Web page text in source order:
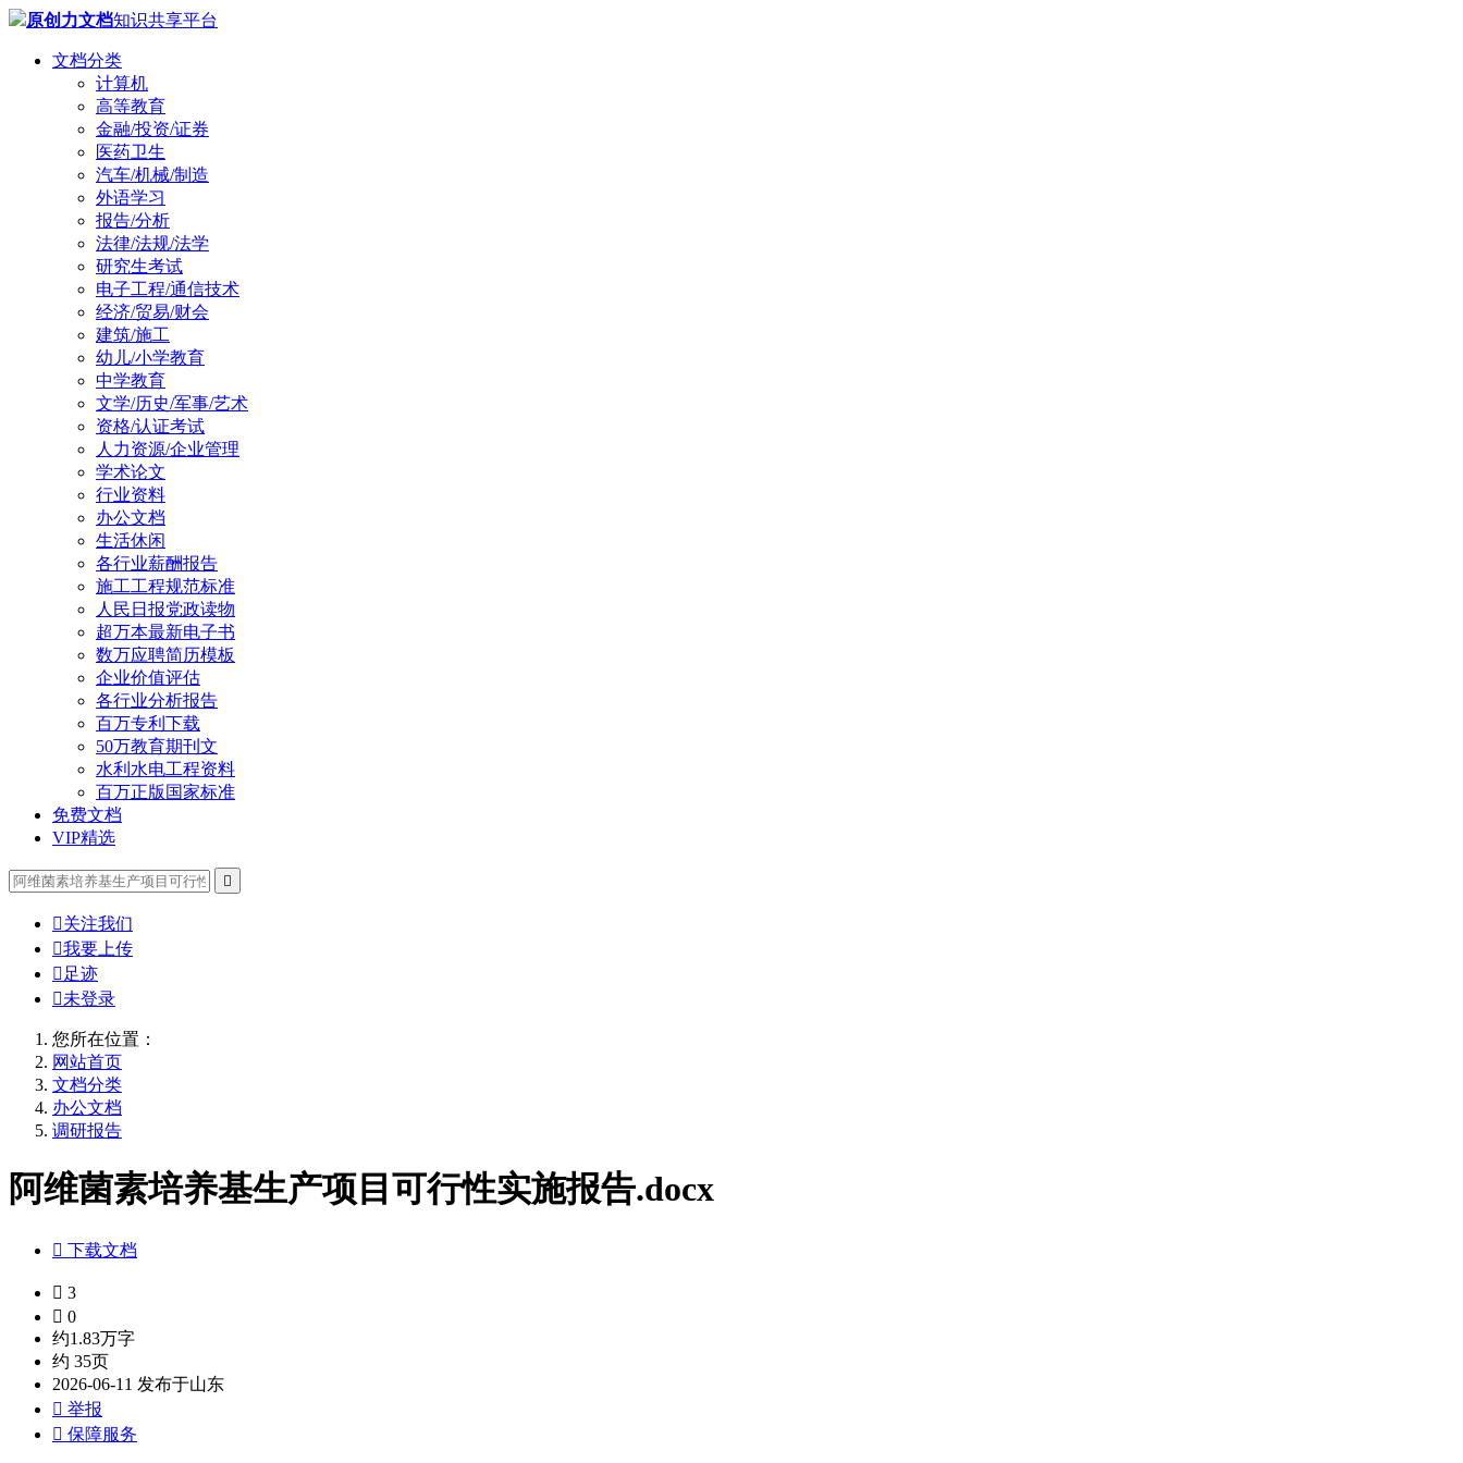
原创力文档知识共享平台
文档分类
计算机
高等教育
金融/投资/证券
医药卫生
汽车/机械/制造
外语学习
报告/分析
法律/法规/法学
研究生考试
电子工程/通信技术
经济/贸易/财会
建筑/施工
幼儿/小学教育
中学教育
文学/历史/军事/艺术
资格/认证考试
人力资源/企业管理
学术论文
行业资料
办公文档
生活休闲
各行业薪酬报告
施工工程规范标准
人民日报党政读物
超万本最新电子书
数万应聘简历模板
企业价值评估
各行业分析报告
百万专利下载
50万教育期刊文
水利水电工程资料
百万正版国家标准
免费文档
VIP精选

关注我们
我要上传
 足迹
未登录
您所在位置：
网站首页
文档分类
办公文档
调研报告
阿维菌素培养基生产项目可行性实施报告.docx
 下载文档
 3
 0
约1.83万字
约 35页
2026-06-11 发布于山东
 举报
 保障服务